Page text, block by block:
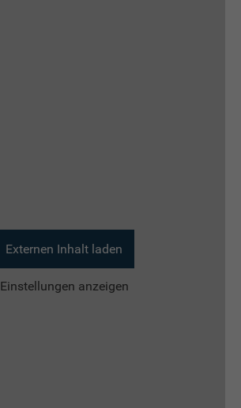
Externen Inhalt laden
Einstellungen anzeigen